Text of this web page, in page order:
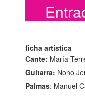
ficha artística
Cante: María
Guitarra: Nono
Palmas: Manuel